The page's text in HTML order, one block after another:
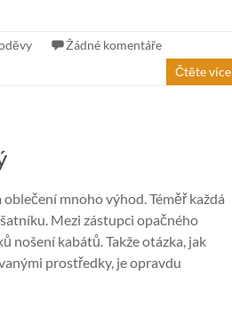
Žádné komentáře
Čtěte více
mnoho výhod. Téměř každá
Mezi zástupci opačného
nošení kabátů. Takže otázka, jak
prostředky, je opravdu